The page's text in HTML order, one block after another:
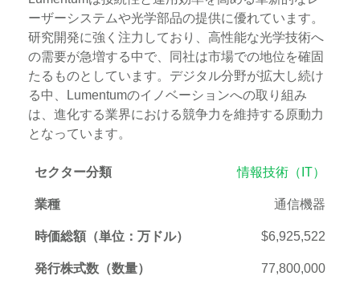
ーザーシステムや光学部品の提供に優れています。
研究開発に強く注力しており、高性能な光学技術へ
の需要が急増する中で、同社は市場での地位を確固
たるものとしています。デジタル分野が拡大し続け
る中、Lumentumのイノベーションへの取り組み
は、進化する業界における競争力を維持する原動力
となっています。
セクター分類 情報技術（IT）
業種 通信機器
時価総額（単位：万ドル） $6,925,522
発行株式数（数量） 77,800,000